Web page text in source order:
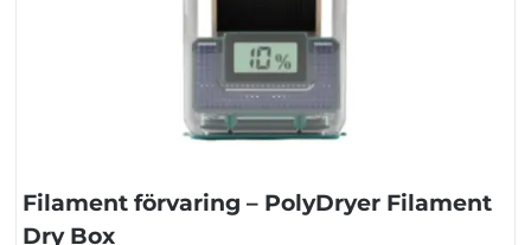
Filament förvaring – PolyDryer Filament
Dry Box